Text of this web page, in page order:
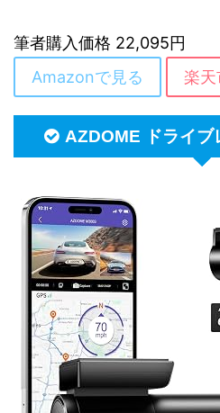
筆者購入価格 22,095円
Amazonで見る
楽
AZDOME ドライブ